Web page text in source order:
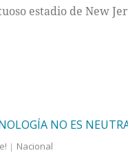
estadio de New
NO ES
Nacional